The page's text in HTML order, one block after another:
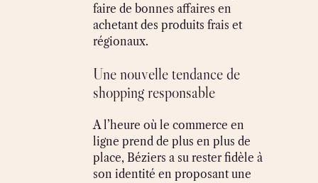
faire de bonnes affaires en
achetant des produits frais et
régionaux.
Une nouvelle tendance de
shopping responsable
A l’heure où le commerce en
ligne prend de plus en plus de
place, Béziers a su rester fidèle à
son identité en proposant une